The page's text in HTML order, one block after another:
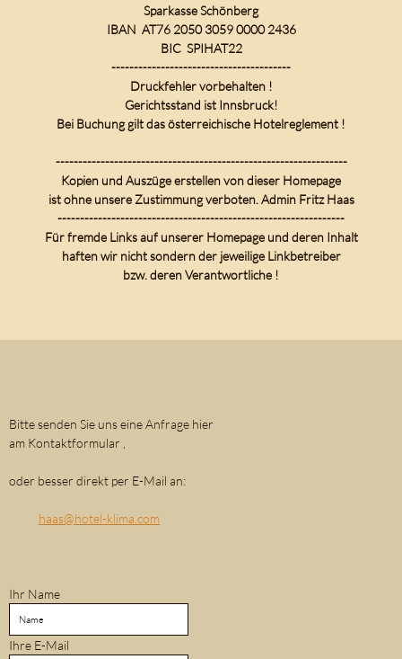
Sparkasse Schönberg
IBAN AT76 2050 3059 0000 2436
BIC SPIHAT22
----------------------------------------
Druckfehler vorbehalten !
Gerichtsstand ist Innsbruck!
Bei Buchung gilt das österreichische Hotelreglement !
-----------------------------------------------------------------
Kopien und Auszüge erstellen von dieser Homepage
ist ohne unsere Zustimmung verboten. Admin Fritz Haas
----------------------------------------------------------------
Für fremde Links auf unserer Homepage und deren Inhalt
haften wir nicht sondern der jeweilige Linkbetreiber
bzw. deren Verantwortliche !
Bitte senden Sie uns eine Anfrage hier
am Kontaktformular ,
oder besser direkt per E-Mail an:
haas@hotel-klima.com
Ihr Name
Ihre E-Mail